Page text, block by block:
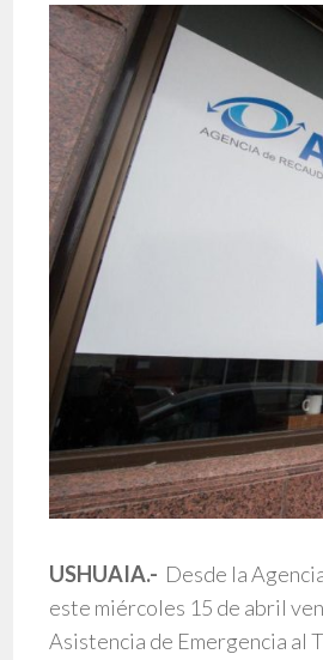
USHUAIA.- Desde la
este miércoles 15 de abril
Asistencia de Emergencia al